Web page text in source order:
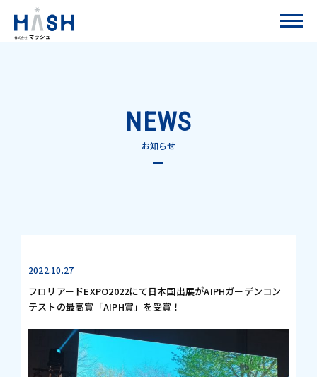
NEWS
お知らせ
2022.10.27
フロリアードEXPO2022にて日本国出展がAIPHガーデンコン
テストの最高賞「AIPH賞」を受賞！